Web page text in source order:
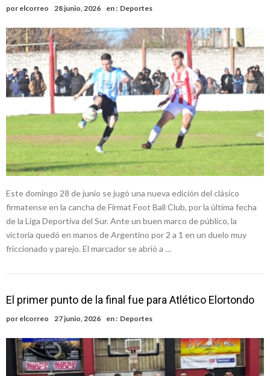
por elcorreo 28 junio, 2026 en : Deportes
Este domingo 28 de junio se jugó una nueva edición del clásico
firmatense en la cancha de Firmat Foot Ball Club, por la última fecha
de la Liga Deportiva del Sur. Ante un buen marco de público, la
victoria quedó en manos de Argentino por 2 a 1 en un duelo muy
friccionado y parejo. El marcador se abrió a …
El primer punto de la final fue para Atlético Elortondo
por elcorreo 27 junio, 2026 en : Deportes